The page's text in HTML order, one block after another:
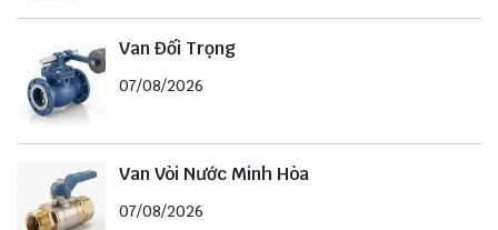
Van Đối Trọng
07/08/2026
Van Vòi Nước Minh Hòa
07/08/2026